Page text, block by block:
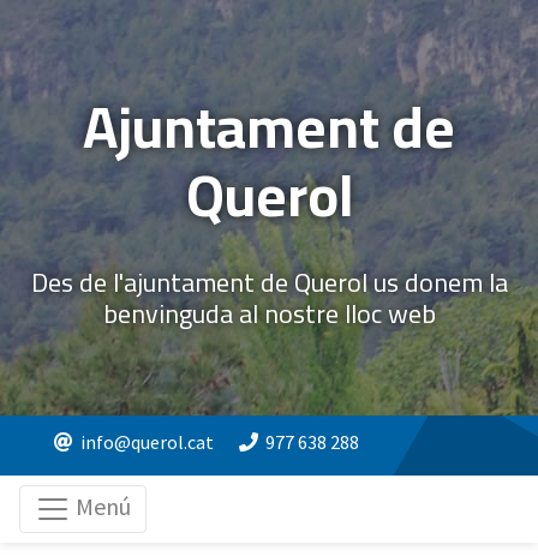
Ajuntament de
Querol
Des de l'ajuntament de Querol us donem la
benvinguda al nostre lloc web
info@querol.cat 977 638 288
Menú